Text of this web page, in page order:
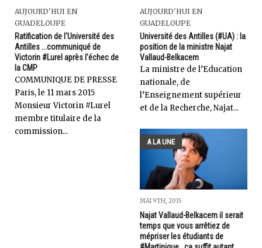
AUJOURD'HUI EN
GUADELOUPE
Ratification de l'Université des
Antilles ...communiqué de
Victorin #Lurel après l'échec de
la CMP
COMMUNIQUE DE PRESSE
Paris, le 11 mars 2015
Monsieur Victorin #Lurel
membre titulaire de la
commission...
AUJOURD'HUI EN
GUADELOUPE
Université des Antilles (#UA) : la
position de la ministre Najat
Vallaud-Belkacem
La ministre de l’Education
nationale, de
l’Enseignement supérieur
et de la Recherche, Najat...
A LA UNE
MAI 9TH, 2015
Najat Vallaud-Belkacem il serait
temps que vous arrêtiez de
mépriser les étudiants de